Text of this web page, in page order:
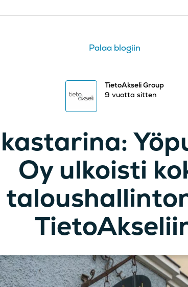
Palaa blogiin
TietoAkseli Group
9 vuotta sitten
Oy ulkoisti